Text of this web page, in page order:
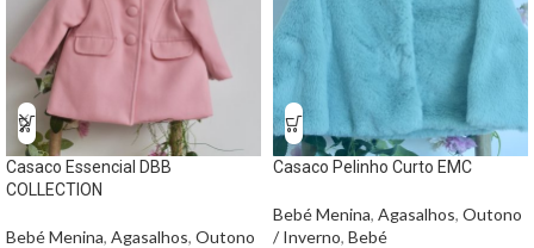
Casaco Essencial DBB
COLLECTION
Bebé Menina, Agasalhos, Outono
Casaco Pelinho Curto EMC
Bebé Menina, Agasalhos, Outono
/ Inverno, Bebé